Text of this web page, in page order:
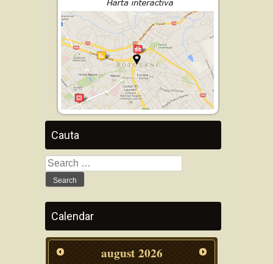
Cauta
Search
for:
Calendar
august 2026